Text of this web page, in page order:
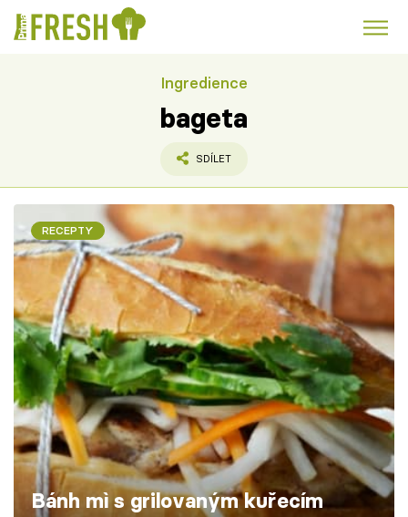
Polévky k večeři
Čokoláda
Témata
Recepty
Články
TV Program
Škola vaření
Recepty z TV
Ingredience
bageta
SDÍLET
RECEPTY
Bánh mì s grilovaným kuřecím